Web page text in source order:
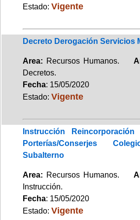
Estado: Vigente
Decreto Derogación Servicios
Area: Recursos Humanos.
Decretos.
Fecha: 15/05/2020
Estado: Vigente
Instrucción
Porterías/Conserjes
Subalterno
Area: Recursos Humanos.
Instrucción.
Fecha: 15/05/2020
Estado: Vigente